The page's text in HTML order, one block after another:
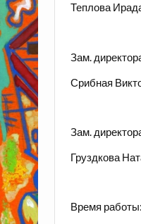
Теплова
Зам.
Срибная
Зам.
Груздкова
Время работы: